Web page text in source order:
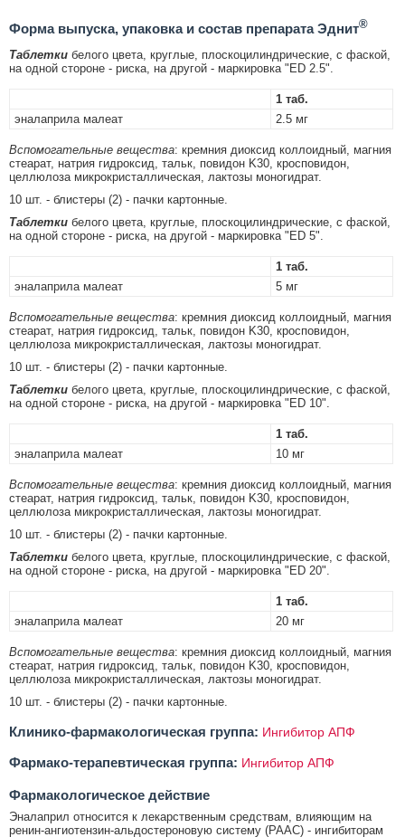
Форма выпуска, упаковка и состав препарата Эднит®
Таблетки белого цвета, круглые, плоскоцилиндрические, с фаской,
на одной стороне - риска, на другой - маркировка "ED 2.5".
1 таб.
эналаприла малеат
2.5 мг
Вспомогательные вещества: кремния диоксид коллоидный, магния
стеарат, натрия гидроксид, тальк, повидон K30, кросповидон,
целлюлоза микрокристаллическая, лактозы моногидрат.
10 шт. - блистеры (2) - пачки картонные.
Таблетки белого цвета, круглые, плоскоцилиндрические, с фаской,
на одной стороне - риска, на другой - маркировка "ED 5".
1 таб.
эналаприла малеат
5 мг
Вспомогательные вещества: кремния диоксид коллоидный, магния
стеарат, натрия гидроксид, тальк, повидон K30, кросповидон,
целлюлоза микрокристаллическая, лактозы моногидрат.
10 шт. - блистеры (2) - пачки картонные.
Таблетки белого цвета, круглые, плоскоцилиндрические, с фаской,
на одной стороне - риска, на другой - маркировка "ED 10".
1 таб.
эналаприла малеат
10 мг
Вспомогательные вещества: кремния диоксид коллоидный, магния
стеарат, натрия гидроксид, тальк, повидон K30, кросповидон,
целлюлоза микрокристаллическая, лактозы моногидрат.
10 шт. - блистеры (2) - пачки картонные.
Таблетки белого цвета, круглые, плоскоцилиндрические, с фаской,
на одной стороне - риска, на другой - маркировка "ED 20".
1 таб.
эналаприла малеат
20 мг
Вспомогательные вещества: кремния диоксид коллоидный, магния
стеарат, натрия гидроксид, тальк, повидон K30, кросповидон,
целлюлоза микрокристаллическая, лактозы моногидрат.
10 шт. - блистеры (2) - пачки картонные.
Клинико-фармакологическая группа: Ингибитор АПФ
Фармако-терапевтическая группа: Ингибитор АПФ
Фармакологическое действие
Эналаприл относится к лекарственным средствам, влияющим на
ренин-ангиотензин-альдостероновую систему (РААС) - ингибиторам